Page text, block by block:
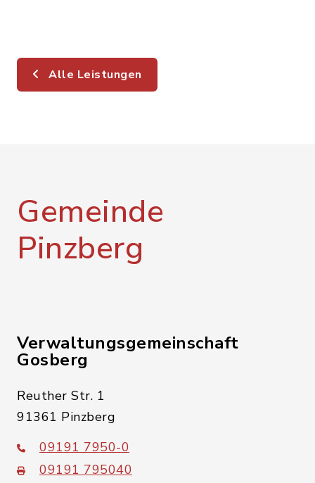
Alle Leistungen
Gemeinde
Pinzberg
Verwaltungsgemeinschaft
Gosberg
Reuther Str. 1
91361 Pinzberg
09191 7950-0
09191 795040